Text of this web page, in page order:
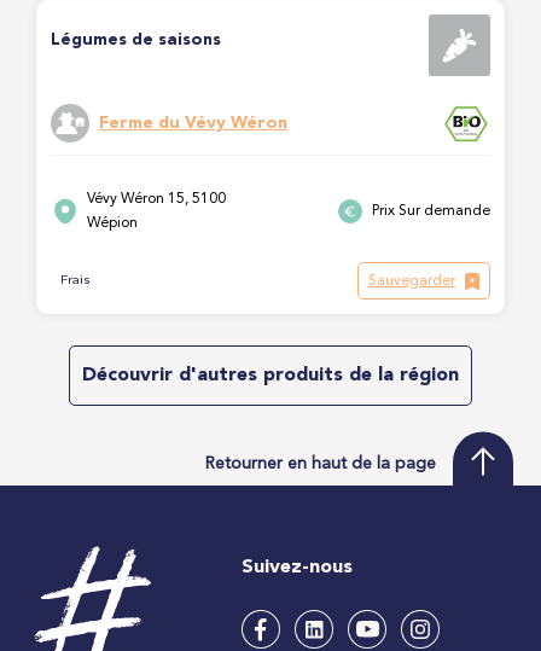
Légumes de saisons
Ferme du Vévy Wéron
Vévy Wéron 15, 5100
Wépion
Prix Sur demande
Frais Sauvegarder
Découvrir d'autres produits de la région
Retourner en haut de la page
Suivez-nous